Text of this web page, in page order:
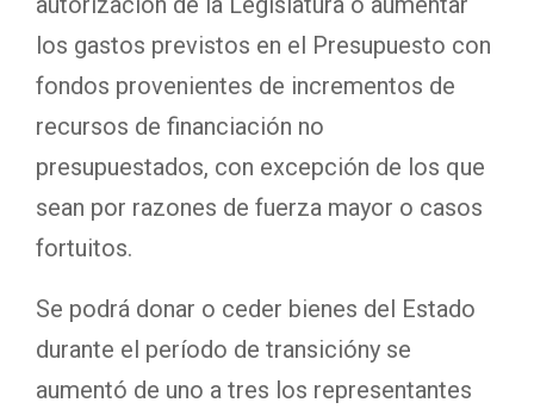
los gastos previstos en el Presupuesto con
fondos provenientes de incrementos de
recursos de financiación no
presupuestados, con excepción de los que
sean por razones de fuerza mayor o casos
fortuitos.
Se podrá donar o ceder bienes del Estado
durante el período de transicióny se
aumentó de uno a tres los representantes